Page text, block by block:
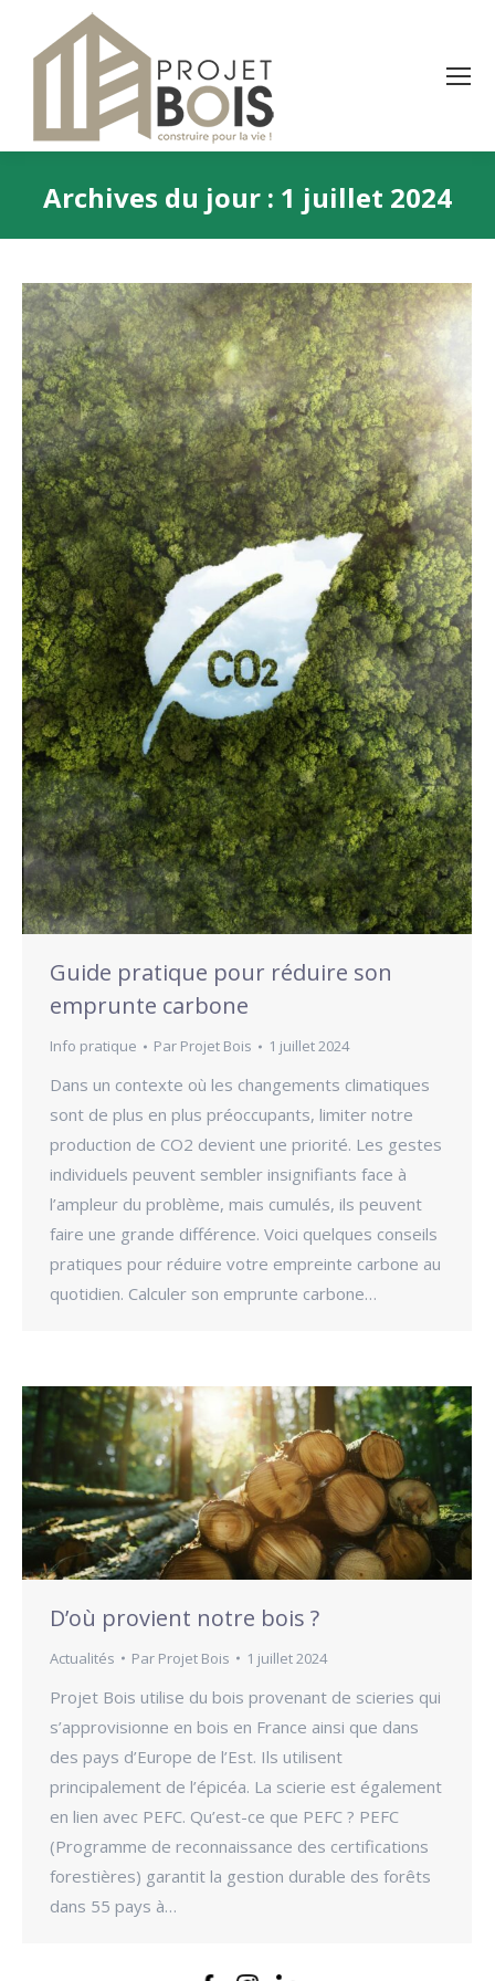
Archives du jour : 1 juillet 2024
Guide pratique pour réduire son
emprunte carbone
Info pratique Par Projet Bois 1 juillet 2024
Dans un contexte où les changements climatiques
sont de plus en plus préoccupants, limiter notre
production de CO2 devient une priorité. Les gestes
individuels peuvent sembler insignifiants face à
l’ampleur du problème, mais cumulés, ils peuvent
faire une grande différence. Voici quelques conseils
pratiques pour réduire votre empreinte carbone au
quotidien. Calculer son emprunte carbone…
D’où provient notre bois ?
Actualités Par Projet Bois 1 juillet 2024
Projet Bois utilise du bois provenant de scieries qui
s’approvisionne en bois en France ainsi que dans
des pays d’Europe de l’Est. Ils utilisent
principalement de l’épicéa. La scierie est également
en lien avec PEFC. Qu’est-ce que PEFC ? PEFC
(Programme de reconnaissance des certifications
forestières) garantit la gestion durable des forêts
dans 55 pays à…